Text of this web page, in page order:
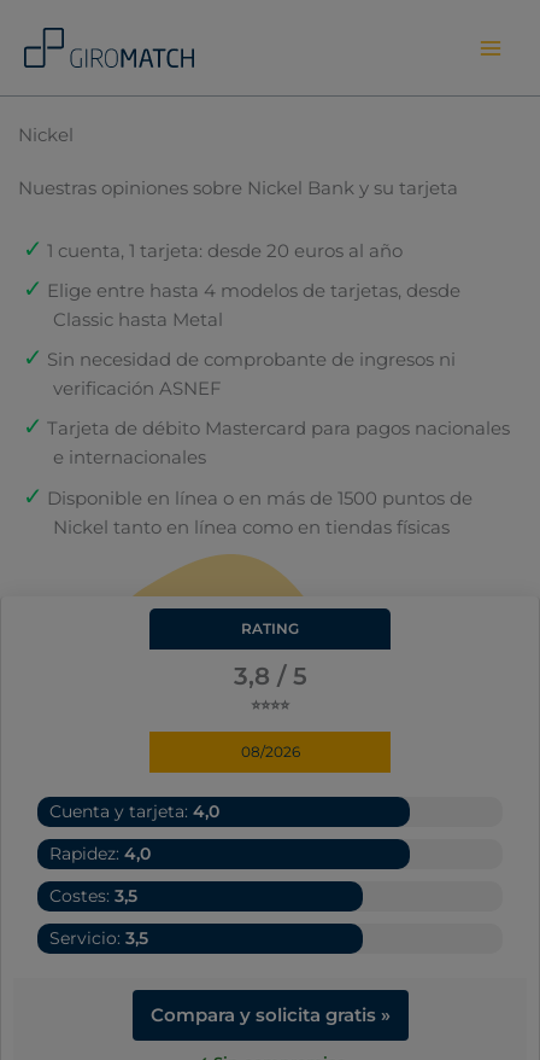
content
Nickel
Nuestras opiniones sobre Nickel Bank y su tarjeta
1 cuenta, 1 tarjeta: desde 20 euros al año
Elige entre hasta 4 modelos de tarjetas, desde
Classic hasta Metal
Sin necesidad de comprobante de ingresos ni
verificación ASNEF
Tarjeta de débito Mastercard para pagos nacionales
e internacionales
Disponible en línea o en más de 1500 puntos de
Nickel tanto en línea como en tiendas físicas
RATING
3,8 / 5
⭐⭐⭐⭐
08/2026
Cuenta y tarjeta: 4,0
Rapidez: 4,0
Costes: 3,5
Servicio: 3,5
Compara y solicita gratis »